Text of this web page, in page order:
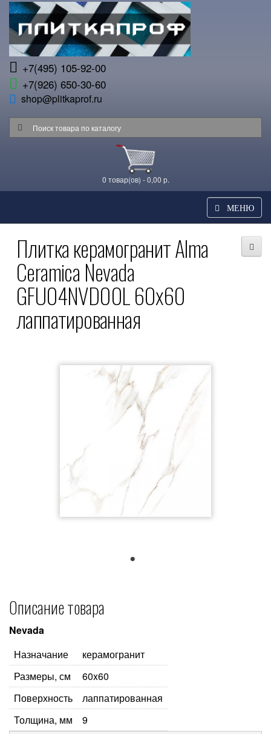
+7(495) 105-92-00
+7(926) 650-30-60
shop@plitkaprof.ru
0 товар(ов) - 0,00 р.
МЕНЮ
Плитка керамогранит Alma
Ceramica Nevada
GFU04NVD00L 60x60
лаппатированная
Описание товара
Nevada
Назначание
керамогранит
Размеры, см
60x60
Поверхность
лаппатированная
Толщина, мм
9